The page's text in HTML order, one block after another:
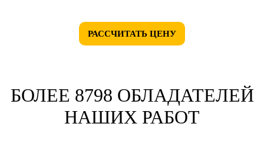
РАССЧИТАТЬ ЦЕНУ
БОЛЕЕ 8798 ОБЛАДАТЕЛЕЙ
НАШИХ РАБОТ